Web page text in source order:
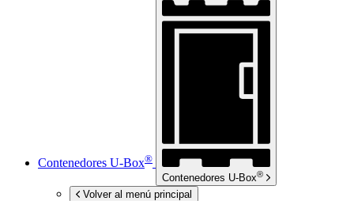
Contenedores U-Box®
Contenedores U-Box®
Volver al menú principal